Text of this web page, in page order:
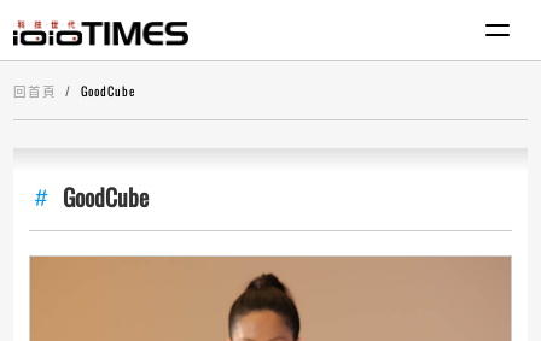
回首頁 GoodCube
GoodCube